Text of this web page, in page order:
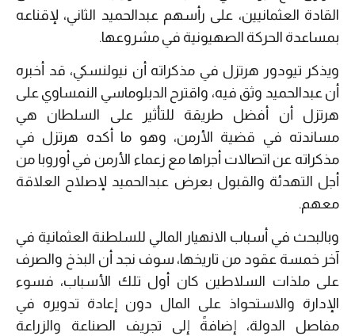
القادة العثمانيين، على رأسهم عبدالحميد الثاني، لإقناعه
بمساعدة الحركة الصهيونية في مشروعها.
ويذكر تيودور هرتزل في مذكراته أن نيولنسكي، قد أخبره
أن عبدالحميد وثق فيه، واقترح الدبلوماسي النمساوي على
هرتزل أن أفضل طريقة للتأثير على السلطان هي
مساندته في قضية الأرمن، وهو ما أكده هرتزل في
مذكراته عن اتصالات أجراها مع زعماء الأرمن في أوروبا من
أجل التهدئة والقبول بعرض عبدالحميد لإصلاح العلاقة
معهم.
وبالبحث في أسباب الانهيار المالي للسلطنة العثمانية في
آخر خمسة عقود من تاريخها، سوف نجد أن البذخ والصرف
على ملذات السلاطين كان أول تلك الأسباب، فسوء
الإدارة والاستحواذ على المال دون إعادة تدويره في
مفاصل الدولة، إضافةً إلى تجريف الصناعة والزراعة